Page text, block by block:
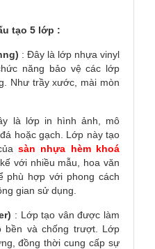
tạo 5 lớp :
: Đây là lớp nhựa vinyl
năng bảo vệ các lớp
Như trầy xước, mài mòn
là lớp in hình ảnh, mô
hoặc gạch. Lớp này tạo
sàn nhựa hèm khoá
với nhiều mẫu, hoa văn
phù hợp với phong cách
gian sử dụng.
: Lớp tạo vân được làm
bền và chống trượt. Lớp
đồng thời cung cấp sự